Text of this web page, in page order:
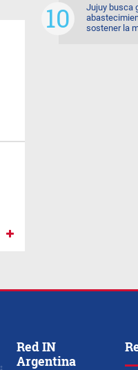
Jujuy busca
sostener la
Red IN
Argentina